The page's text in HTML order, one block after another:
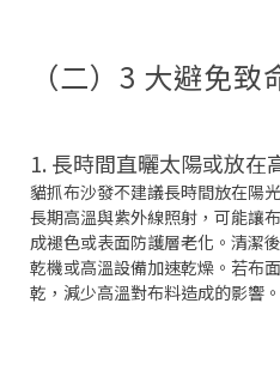
（二）3 大避免致
1. 長時間直曬太陽或放在
貓抓布沙發不建議長時間放在陽
長期高溫與紫外線照射，可能讓
成褪色或表面防護層老化。清潔
乾機或高溫設備加速乾燥。若布
乾，減少高溫對布料造成的影響。